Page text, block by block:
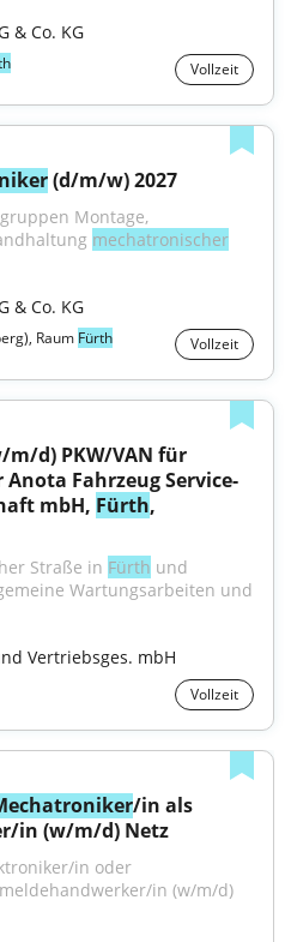
& Co. KG
Vollzeit
(d/m/w) 2027
Montage,
mechatronischer
& Co. KG
Raum Fürth Vollzeit
m/d) PKW/VAN für
Anota Fahrzeug Service-
mbH, Fürth,
Straße in Fürth und
Wartungsarbeiten und
Vertriebsges. mbH
Vollzeit
/in als
in (w/m/d) Netz
in (w/m/d)